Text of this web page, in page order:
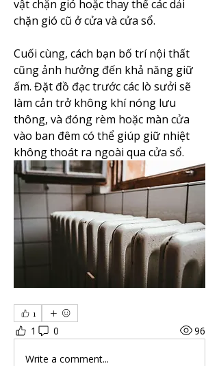
vật chặn gió hoặc thay thế các dải
chặn gió cũ ở cửa và cửa sổ.
Cuối cùng, cách bạn bố trí nội thất
cũng ảnh hưởng đến khả năng giữ
ấm. Đặt đồ đạc trước các lò sưởi sẽ
làm cản trở không khí nóng lưu
thông, và đóng rèm hoặc màn cửa
vào ban đêm có thể giúp giữ nhiệt
không thoát ra ngoài qua cửa sổ.
1
1 0 96
Write a comment...